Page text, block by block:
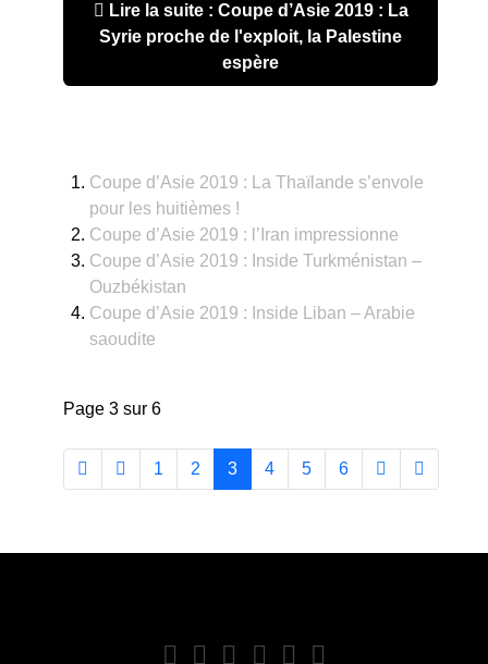
Lire la suite : Coupe d’Asie 2019 : La
Syrie proche de l'exploit, la Palestine
espère
Coupe d’Asie 2019 : La Thaïlande s’envole
pour les huitièmes !
Coupe d’Asie 2019 : l’Iran impressionne
Coupe d’Asie 2019 : Inside Turkménistan –
Ouzbékistan
Coupe d’Asie 2019 : Inside Liban – Arabie
saoudite
Page 3 sur 6
1 2 3 4 5 6